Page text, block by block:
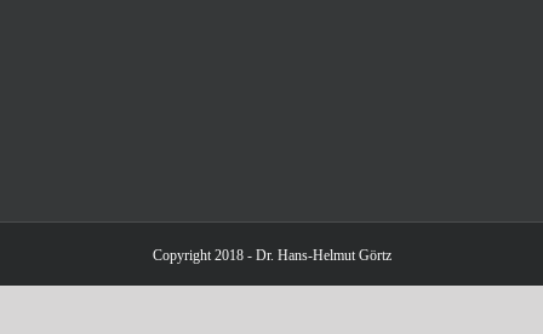
Copyright 2018 - Dr. Hans-Helmut Görtz